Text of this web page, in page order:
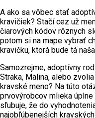
A ako sa vôbec stať
kravičiek? Stačí cez už
čiarových kódov rôznych
potom si na mape vybrať
kravičku, ktorá bude tá
Samozrejme, adoptívny
Straka, Malina, alebo
kravské meno? Na túto
prvovýrobcov mlieka
sľubuje, že do
najobľúbenejších